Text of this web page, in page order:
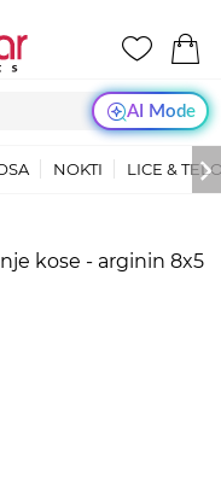
AI Mode
NOKTI LICE &
kose - arginin 8x5